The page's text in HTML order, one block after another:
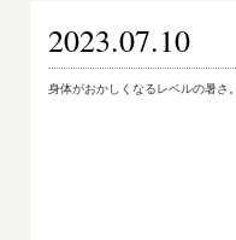
2023.07.10
身体がおかしくなるレベルの暑さ。